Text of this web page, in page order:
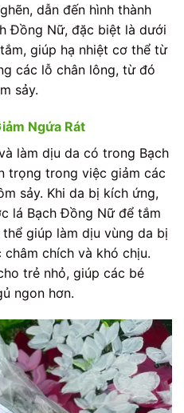
dẫn đến hình thành
Đồng Nữ, đặc biệt là dưới
giúp hạ nhiệt cơ thể từ
các lỗ chân lông, từ đó
sảy.
Ngứa Rát
làm dịu da có trong Bạch
trọng trong việc giảm các
sảy. Khi da bị kích ứng,
lá Bạch Đồng Nữ để tắm
giúp làm dịu vùng da bị
chích và khó chịu.
trẻ nhỏ, giúp các bé
ngon hơn.